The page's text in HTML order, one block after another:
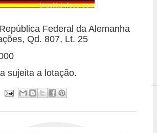
Federal da Alemanha
Qd. 807, Lt. 25
sujeita a lotação.